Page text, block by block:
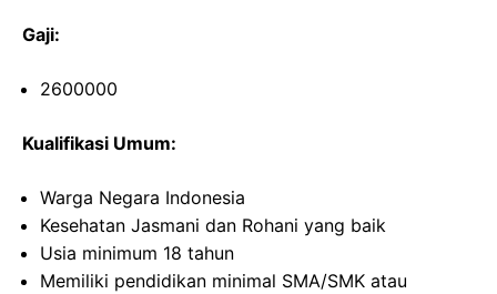
Gaji:
2600000
Kualifikasi Umum:
Warga Negara Indonesia
Kesehatan Jasmani dan Rohani yang baik
Usia minimum 18 tahun
Memiliki pendidikan minimal SMA/SMK atau